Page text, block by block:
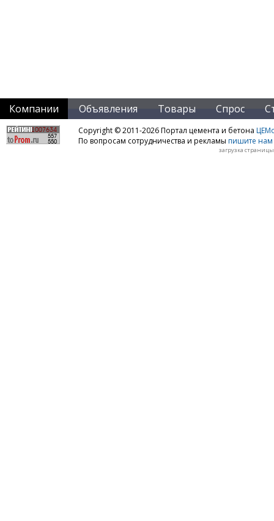
Компании Объявления Товары Спрос
Copyright © 2011-2026 Портал цемента и бетона
По вопросам сотрудничества и рекламы пишите нам
загрузка